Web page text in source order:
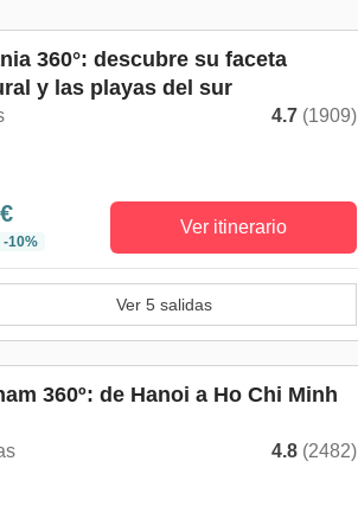
360°: descubre su faceta
y las playas del sur
4.7 (1909)
-10%
Ver itinerario
Ver 5 salidas
360º: de Hanoi a Ho Chi Minh
4.8 (2482)